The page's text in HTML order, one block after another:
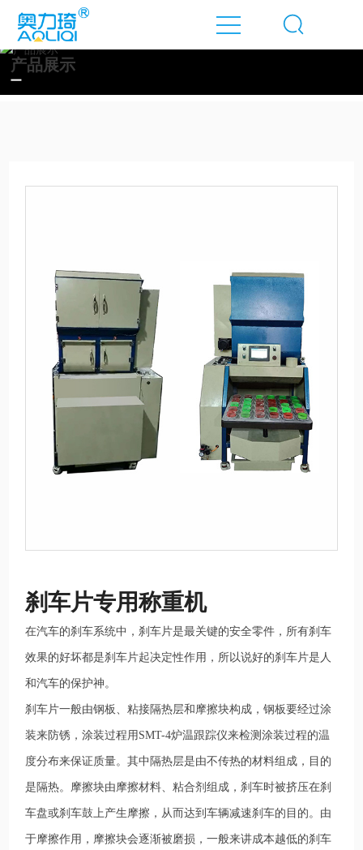
于
新
闻
资
讯
联
人
招
聘
产品展示
刹车片专用称重机
在汽车的刹车系统中，刹车片是最关键的安全零件，所有刹车
效果的好坏都是刹车片起决定性作用，所以说好的刹车片是人
和汽车的保护神。
刹车片一般由钢板、粘接隔热层和摩擦块构成，钢板要经过涂
装来防锈，涂装过程用SMT-4炉温跟踪仪来检测涂装过程的温
度分布来保证质量。其中隔热层是由不传热的材料组成，目的
是隔热。摩擦块由摩擦材料、粘合剂组成，刹车时被挤压在刹
车盘或刹车鼓上产生摩擦，从而达到车辆减速刹车的目的。由
于摩擦作用，摩擦块会逐渐被磨损，一般来讲成本越低的刹车